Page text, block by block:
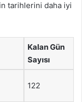
tarihlerini daha iyi
Kalan Gün
Sayısı
122